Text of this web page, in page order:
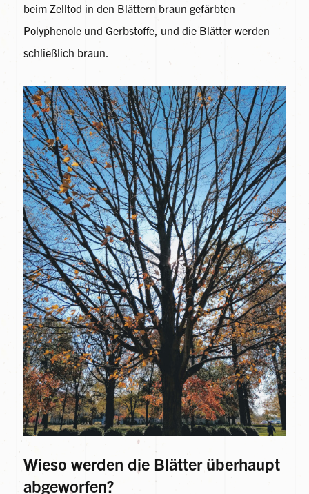
beim Zelltod in den Blättern braun gefärbten
Polyphenole und Gerbstoffe, und die Blätter werden
schließlich braun.
Wieso werden die Blätter überhaupt
abgeworfen?